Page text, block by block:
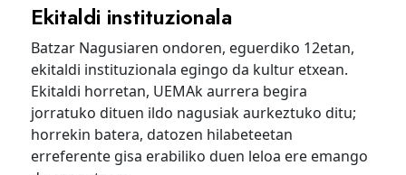
Ekitaldi instituzionala
Batzar Nagusiaren ondoren, eguerdiko 12etan,
ekitaldi instituzionala egingo da kultur etxean.
Ekitaldi horretan, UEMAk aurrera begira
jorratuko dituen ildo nagusiak aurkeztuko ditu;
horrekin batera, datozen hilabeteetan
erreferente gisa erabiliko duen leloa ere emango